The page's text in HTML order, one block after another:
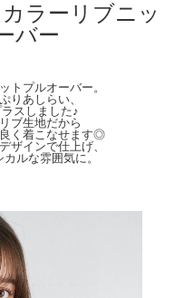
物撮り画像の方が
で、そちらを参考にしてください
ラーリブニッ
バー
トプルオーバー。
りあしらい、
スしました♪
ブ生地だから
く着こなせます◎
ザインで仕上げ、
ルな雰囲気に。